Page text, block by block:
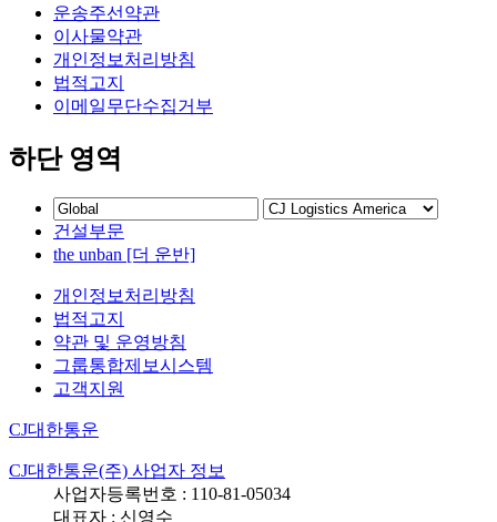
운송주선약관
이사물약관
개인정보처리방침
법적고지
이메일무단수집거부
하단 영역
건설부문
the unban [더 운반]
개인정보처리방침
법적고지
약관 및 운영방침
그룹통합제보시스템
고객지원
CJ대한통운
CJ대한통운(주) 사업자 정보
사업자등록번호 : 110-81-05034
대표자 : 신영수